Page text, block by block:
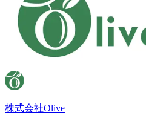
株式会社Olive